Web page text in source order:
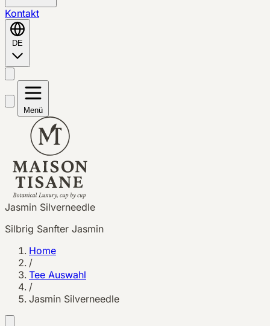
Kontakt
DE
Menü
Jasmin Silverneedle
Silbrig Sanfter Jasmin
Home
/
Tee Auswahl
/
Jasmin Silverneedle